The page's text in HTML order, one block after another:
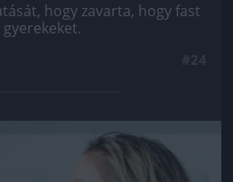
hogy zavarta, hogy fast
még kép!